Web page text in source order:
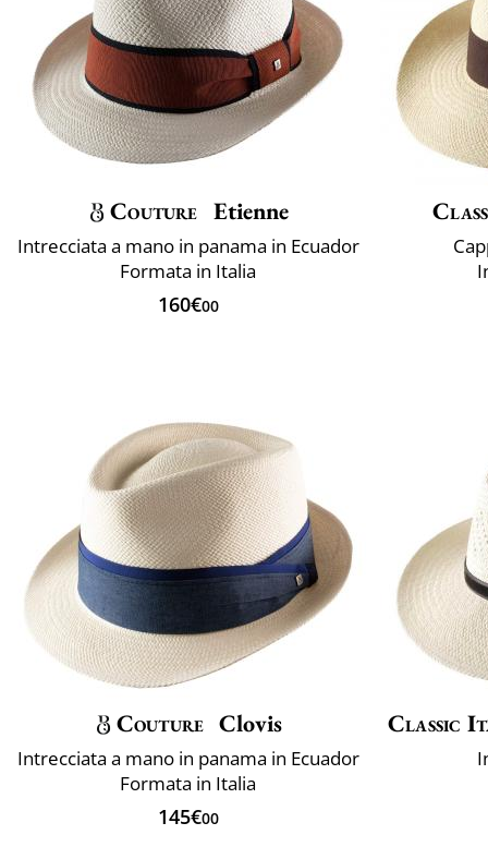
Couture Etienne
Intrecciata a mano in panama in Ecuador
Formata in Italia
160€00
Couture Clovis
Intrecciata a mano in panama in Ecuador
Formata in Italia
145€00
Classic